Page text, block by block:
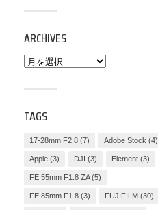
ARCHIVES
TAGS
17-28mm F2.8 (7) Adobe Stock (4)
Apple (3) DJI (3) Element (3)
FE 55mm F1.8 ZA(5)
FE 85mm F1.8 (3) FUJIFILM (30)